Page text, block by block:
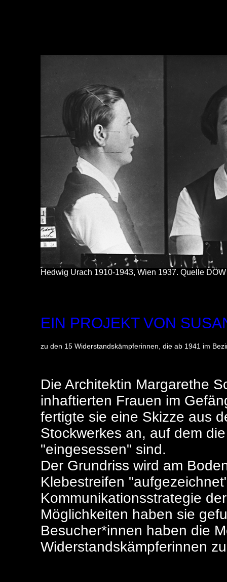
Hedwig Urach 1910-1943, Wien 1937. Quelle
EIN PROJEKT VON
zu den 15 Widerstandskämpferinnen, die ab 1941 im
Die Architektin Margarethe
inhaftierten Frauen im
fertigte sie eine Skizze aus
Stockwerkes an, auf dem
"eingesessen" sind.
Der Grundriss wird am
Klebestreifen
Kommunikationsstrategie
Möglichkeiten haben sie
Besucher*innen haben die
Widerstandskämpferinnen